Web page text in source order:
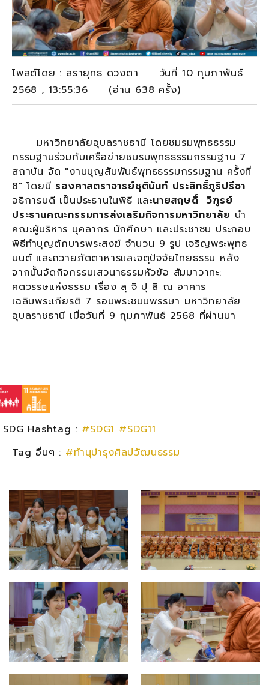
โพสต์โดย : สรายุทธ ดวงตา วันที่ 10 กุมภาพันธ์
2568 , 13:55:36 (อ่าน 638 ครั้ง)
มหาวิทยาลัยอุบลราชธานี โดยชมรมพุทธธรรม
กรรมฐานร่วมกับเครือข่ายชมรมพุทธธรรมกรรมฐาน 7
สถาบัน จัด "งานบุญสัมพันธ์พุทธธรรมกรรมฐาน ครั้งที่
8" โดยมี รองศาสตราจารย์ชุตินันท์ ประสิทธิ์ภูริปรีชา
อธิการบดี เป็นประธานในพิธี และนายสฤษดิ์ วิฑูรย์
ประธานคณะกรรมการส่งเสริมกิจการมหาวิทยาลัย นำ
คณะผู้บริหาร บุคลากร นักศึกษา และประชาชน ประกอบ
พิธีทำบุญตักบารพระสงฆ์ จำนวน 9 รูป เจริญพระพุทธ
มนต์ และถวายภัตตาหารและจตุปัจจัยไทยธรรม หลัง
จากนั้นจัดกิจกรรมเสวนาธรรมหัวข้อ สัมมาวาทะ:
ศตวรรษแห่งธรรม เรื่อง สุ จิ ปุ ลิ ณ อาคาร
เฉลิมพระเกียรติ 7 รอบพระชนมพรรษา มหาวิทยาลัย
อุบลราชธานี เมื่อวันที่ 9 กุมภาพันธ์ 2568 ที่ผ่านมา
SDG Hashtag : #SDG1 #SDG11
Tag อื่นๆ : #ทำนุบำรุงศิลปวัฒนธรรม